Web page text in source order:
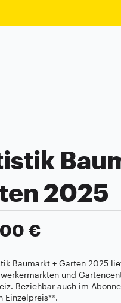
2025
€
Baumarkt + Garten 2025
und
Beziehbar auch im
Einzelpreis**.